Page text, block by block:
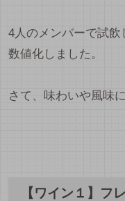
4人のメンバーで試
数値化しました。
さて、味わいや風味
【ワイン１】フ